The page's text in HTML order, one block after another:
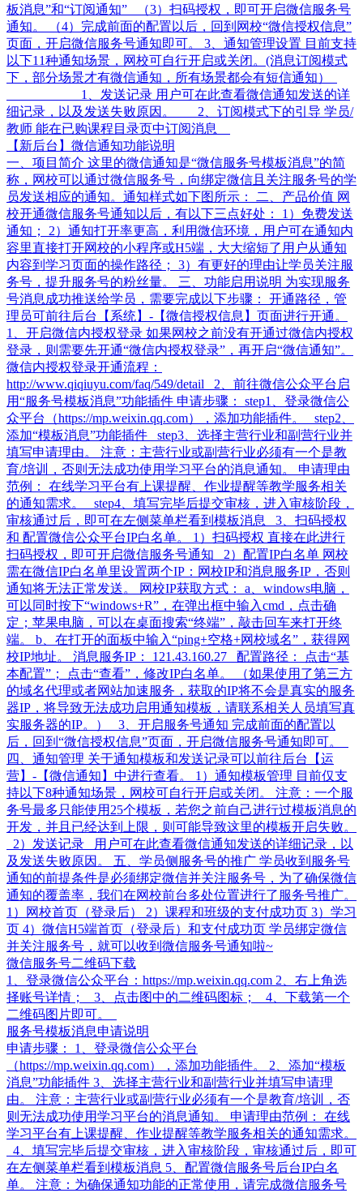
板消息”和“订阅通知” （3）扫码授权，即可开启微信服务号
通知。 （4）完成前面的配置以后，回到网校“微信授权信息”
页面，开启微信服务号通知即可。 3、通知管理设置 目前支持
以下11种通知场景，网校可自行开启或关闭。(消息订阅模式
下，部分场景才有微信通知，所有场景都会有短信通知）
1、发送记录 用户可在此查看微信通知发送的详
细记录，以及发送失败原因。 2、订阅模式下的引导 学员/
教师 能在已购课程目录页中订阅消息
【新后台】微信通知功能说明
一、项目简介 这里的微信通知是“微信服务号模板消息”的简
称，网校可以通过微信服务号，向绑定微信且关注服务号的学
员发送相应的通知。通知样式如下图所示： 二、产品价值 网
校开通微信服务号通知以后，有以下三点好处： 1）免费发送
通知； 2）通知打开率更高，利用微信环境，用户可在通知内
容里直接打开网校的小程序或H5端，大大缩短了用户从通知
内容到学习页面的操作路径； 3）有更好的理由让学员关注服
务号，提升服务号的粉丝量。 三、功能启用说明 为实现服务
号消息成功推送给学员，需要完成以下步骤： 开通路径，管
理员可前往后台【系统】-【微信授权信息】页面进行开通。
1、开启微信内授权登录 如果网校之前没有开通过微信内授权
登录，则需要先开通“微信内授权登录”，再开启“微信通知”。
微信内授权登录开通流程：
http://www.qiqiuyu.com/faq/549/detail 2、前往微信公众平台启
用“服务号模板消息”功能插件 申请步骤： step1、登录微信公
众平台（https://mp.weixin.qq.com），添加功能插件。 step2、
添加“模板消息”功能插件 step3、选择主营行业和副营行业并
填写申请理由。 注意：主营行业或副营行业必须有一个是教
育/培训，否则无法成功使用学习平台的消息通知。 申请理由
范例： 在线学习平台有上课提醒、作业提醒等教学服务相关
的通知需求。 step4、填写完毕后提交审核，进入审核阶段，
审核通过后，即可在左侧菜单栏看到模板消息 3、扫码授权
和 配置微信公众平台IP白名单。 1）扫码授权 直接在此进行
扫码授权，即可开启微信服务号通知 2）配置IP白名单 网校
需在微信IP白名单里设置两个IP：网校IP和消息服务IP，否则
通知将无法正常发送。 网校IP获取方式： a、windows电脑，
可以同时按下“windows+R”，在弹出框中输入cmd，点击确
定；苹果电脑，可以在桌面搜索“终端”，敲击回车来打开终
端。 b、在打开的面板中输入“ping+空格+网校域名”，获得网
校IP地址。 消息服务IP： 121.43.160.27 配置路径： 点击“基
本配置”； 点击“查看”，修改IP白名单。 （如果使用了第三方
的域名代理或者网站加速服务，获取的IP将不会是真实的服务
器IP，将导致无法成功启用通知模板，请联系相关人员填写真
实服务器的IP。） 3、开启服务号通知 完成前面的配置以
后，回到“微信授权信息”页面，开启微信服务号通知即可。
四、通知管理 关于通知模板和发送记录可以前往后台【运
营】-【微信通知】中进行查看。 1）通知模板管理 目前仅支
持以下8种通知场景，网校可自行开启或关闭。 注意：一个服
务号最多只能使用25个模板，若您之前自己进行过模板消息的
开发，并且已经达到上限，则可能导致这里的模板开启失败。
2）发送记录 用户可在此查看微信通知发送的详细记录，以
及发送失败原因。 五、学员侧服务号的推广 学员收到服务号
通知的前提条件是必须绑定微信并关注服务号，为了确保微信
通知的覆盖率，我们在网校前台多处位置进行了服务号推广。
1）网校首页（登录后） 2）课程和班级的支付成功页 3）学习
页 4）微信H5端首页（登录后）和支付成功页 学员绑定微信
并关注服务号，就可以收到微信服务号通知啦~
微信服务号二维码下载
1、登录微信公众平台：https://mp.weixin.qq.com 2、右上角选
择账号详情； 3、点击图中的二维码图标； 4、下载第一个
二维码图片即可。
服务号模板消息申请说明
申请步骤： 1、登录微信公众平台
（https://mp.weixin.qq.com），添加功能插件。 2、添加“模板
消息”功能插件 3、选择主营行业和副营行业并填写申请理
由。 注意：主营行业或副营行业必须有一个是教育/培训，否
则无法成功使用学习平台的消息通知。 申请理由范例： 在线
学习平台有上课提醒、作业提醒等教学服务相关的通知需求。
4、填写完毕后提交审核，进入审核阶段，审核通过后，即可
在左侧菜单栏看到模板消息 5、配置微信服务号后台IP白名
单。 注意：为确保通知功能的正常使用，请完成微信服务号